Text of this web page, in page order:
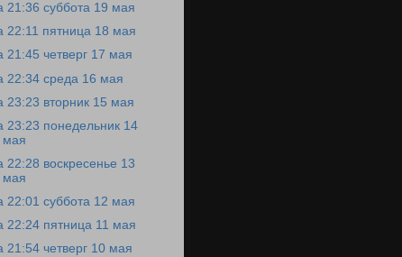
21:36 суббота 19 мая
22:11 пятница 18 мая
21:45 четверг 17 мая
22:34 среда 16 мая
23:23 вторник 15 мая
23:23 понедельник 14
мая
22:28 воскресенье 13
мая
22:01 суббота 12 мая
22:24 пятница 11 мая
21:54 четверг 10 мая